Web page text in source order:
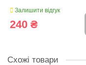
Залишити відгук
240 ₴
Схожі товари